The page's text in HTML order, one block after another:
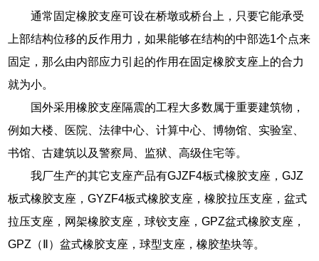
通常固定橡胶支座可设在桥墩或桥台上，只要它能承受
上部结构位移的反作用力，如果能够在结构的中部选1个点来
固定，那么由内部应力引起的作用在固定橡胶支座上的合力
就为小。
国外采用橡胶支座隔震的工程大多数属于重要建筑物，
例如大楼、医院、法律中心、计算中心、博物馆、实验室、
书馆、古建筑以及警察局、监狱、高级住宅等。
我厂生产的其它支座产品有GJZF4板式橡胶支座，GJZ
板式橡胶支座，GYZF4板式橡胶支座，橡胶拉压支座，盆式
拉压支座，网架橡胶支座，球铰支座，GPZ盆式橡胶支座，
GPZ（Ⅱ）盆式橡胶支座，球型支座，橡胶垫块等。